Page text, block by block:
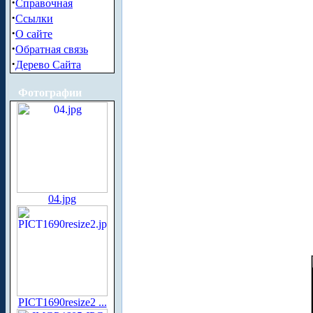
Справочная
·Ссылки
·О сайте
·Обратная связь
·Дерево Сайта
Фотографии
04.jpg
PICT1690resize2 ...